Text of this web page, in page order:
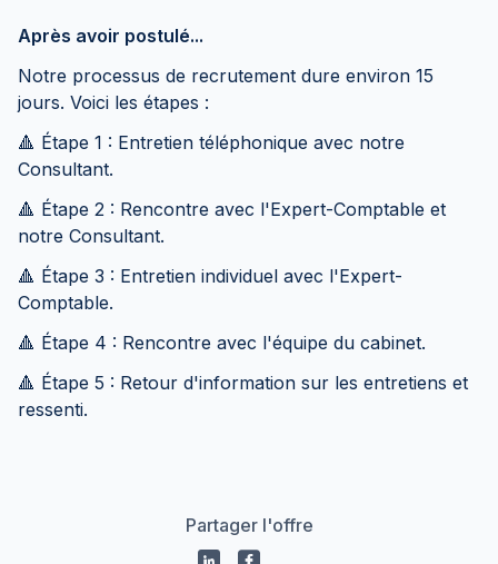
Après avoir postulé...
Notre processus de recrutement dure environ 15
jours. Voici les étapes :
🔺 Étape 1 : Entretien téléphonique avec notre
Consultant.
🔺 Étape 2 : Rencontre avec l'Expert-Comptable et
notre Consultant.
🔺 Étape 3 : Entretien individuel avec l'Expert-
Comptable.
🔺 Étape 4 : Rencontre avec l'équipe du cabinet.
🔺 Étape 5 : Retour d'information sur les entretiens et
ressenti.
Partager l'offre